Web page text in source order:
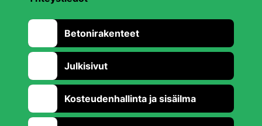
Betonirakenteet
Julkisivut
Kosteudenhallinta ja sisäilma